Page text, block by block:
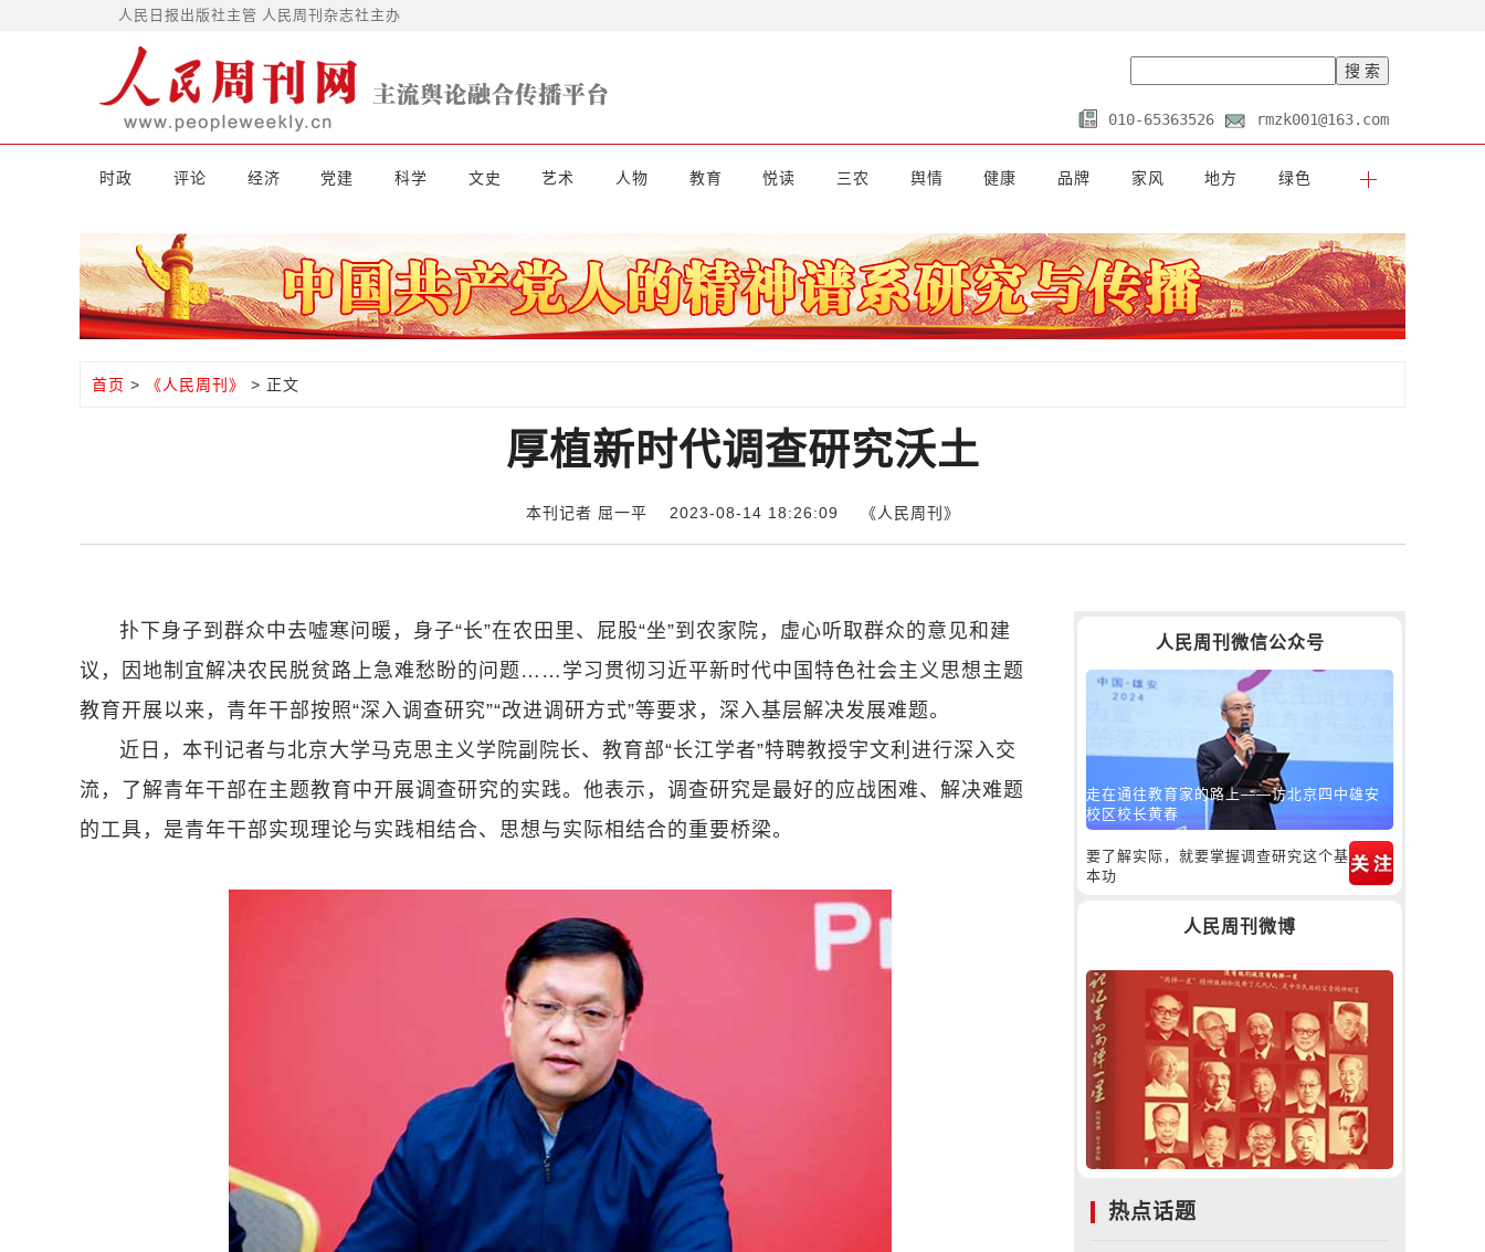
人民日报出版社主管 人民周刊杂志社主办
010-65363526 rmzk001@163.com
时政 评论 经济 党建 科学 文史 艺术 人物 教育 悦读 三农 舆情 健康 品牌 家风 地方 绿色
首页 > 《人民周刊》 > 正文
厚植新时代调查研究沃土
本刊记者 屈一平 2023-08-14 18:26:09 《人民周刊》
扑下身子到群众中去嘘寒问暖，身子“长”在农田里、屁股“坐”到农家院，虚心听取群众的意见和建
议，因地制宜解决农民脱贫路上急难愁盼的问题……学习贯彻习近平新时代中国特色社会主义思想主题
教育开展以来，青年干部按照“深入调查研究”“改进调研方式”等要求，深入基层解决发展难题。
近日，本刊记者与北京大学马克思主义学院副院长、教育部“长江学者”特聘教授宇文利进行深入交
流，了解青年干部在主题教育中开展调查研究的实践。他表示，调查研究是最好的应战困难、解决难题
的工具，是青年干部实现理论与实践相结合、思想与实际相结合的重要桥梁。
人民周刊微信公众号
走在通往教育家的路上——访北京四中雄安
校区校长黄春
要了解实际，就要掌握调查研究这个基
本功
人民周刊微博
热点话题